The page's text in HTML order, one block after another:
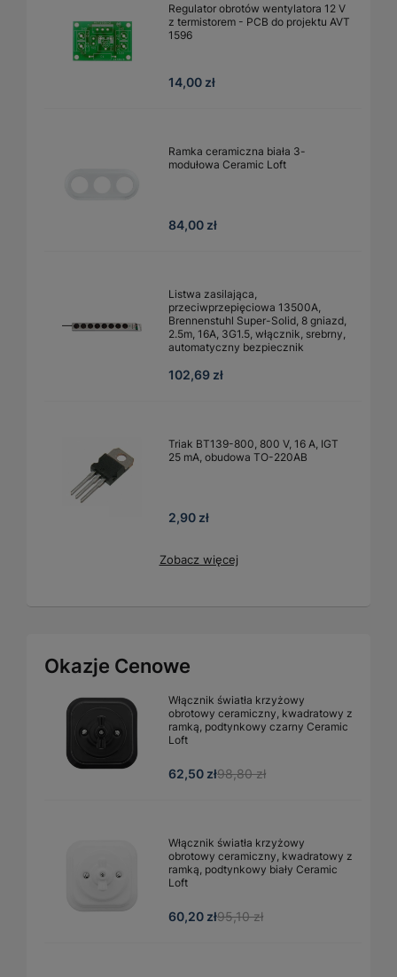
Regulator obrotów wentylatora 12 V
z termistorem - PCB do projektu AVT
1596
14,00 zł
Ramka ceramiczna biała 3-
modułowa Ceramic Loft
84,00 zł
Listwa zasilająca,
przeciwprzepięciowa 13500A,
Brennenstuhl Super-Solid, 8 gniazd,
2.5m, 16A, 3G1.5, włącznik, srebrny,
automatyczny bezpiecznik
102,69 zł
Triak BT139-800, 800 V, 16 A, IGT
25 mA, obudowa TO-220AB
2,90 zł
Zobacz więcej
Okazje Cenowe
Włącznik światła krzyżowy
obrotowy ceramiczny, kwadratowy z
ramką, podtynkowy czarny Ceramic
Loft
62,50 zł98,80 zł
Włącznik światła krzyżowy
obrotowy ceramiczny, kwadratowy z
ramką, podtynkowy biały Ceramic
Loft
60,20 zł95,10 zł